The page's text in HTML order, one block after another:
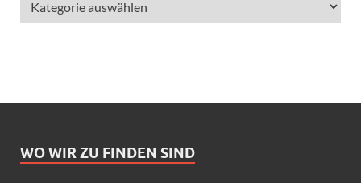
WO WIR ZU FINDEN SIND